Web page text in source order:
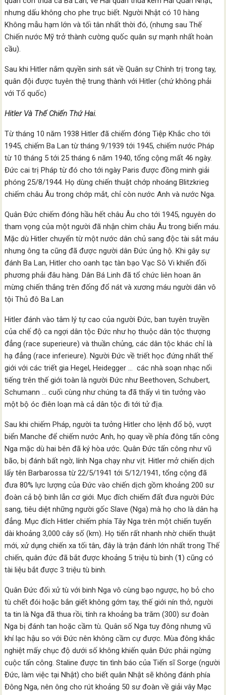
nhưng dấu không cho phe trục biết. Người Nhật có 10 hàng
Không mẫu hạm lớn và tối tân nhất thời đó, (nhưng sau Thế
Chiến nước Mỹ trở thành cường quốc quân sự mạnh nhất hoàn
cầu).
Sau khi Hitler nắm quyền sinh sát về Quân sự Chính trị trong tay,
quân đội được tuyên thệ trung thành với Hitler (chứ không phải
với Tổ quốc)
Hitler Và Thế Chiến Thứ Hai.
Từ tháng 10 năm 1938 Hitler đã chiếm đóng Tiệp Khắc cho tới
1945, chiếm Ba Lan từ tháng 9/1939 tới 1945, chiếm nước Pháp
từ 10 tháng 5 tới 25 tháng 6 năm 1940, tổng cộng mất 46 ngày.
Đức cai trị Pháp từ đó cho tới ngày Paris được đồng minh giải
phóng 25/8/1944. Họ dùng chiến thuật chớp nhoáng Blitzkrieg
chiếm châu Âu trong chớp mắt, chỉ còn nước Anh và nước Nga.
Quân Đức chiếm đóng hầu hết châu Âu cho tới 1945, nguyên do
tham vọng của một người đã nhận chìm châu Âu trong biển máu.
Mặc dù Hitler chuyển từ một nước dân chủ sang độc tài sắt máu
nhưng ông ta cũng đã được người dân Đức ủng hộ. Khi gây sự
đánh Ba Lan, Hitler cho oanh tạc tàn bạo Vạc Sô Vi khiến đối
phương phải đâu hàng. Dân Bá Linh đã tổ chức liên hoan ăn
mừng chiến thắng trên đống đổ nát và xương máu người dân vô
tội Thủ đô Ba Lan
Hitler đánh vào tâm lý tự cao của người Đức, ban tuyên truyền
của chế độ ca ngợi dân tộc Đức như họ thuộc dân tộc thượng
đẳng (race superieure) và thuần chủng, các dân tộc khác chỉ là
hạ đẳng (race inferieure). Người Đức về triết học đứng nhất thế
giới với các triết gia Hegel, Heidegger … các nhà soạn nhạc nổi
tiếng trên thế giới toàn là người Đức như Beethoven, Schubert,
Schumann … cuối cùng như chúng ta đã thấy vì tin tưởng vào
một bộ óc điên loạn mà cả dân tộc đi tới tử địa.
Sau khi chiếm Pháp, người ta tưởng Hitler cho lệnh đổ bộ, vượt
biển Manche để chiếm nước Anh, họ quay về phía đông tấn công
Nga mặc dù hai bên đã ký hòa ước. Quân Đức tấn công như vũ
bão, bị đánh bất ngờ, lính Nga chạy như vịt. Hitler mở chiến dịch
lấy tên Barbarossa từ 22/5/1941 tới 5/12/1941, tổng cộng đã
đưa 80% lực lượng của Đức vào chiến dịch gồm khoảng 200 sư
đoàn cả bộ binh lẫn cơ giới. Mục đích chiếm đất đưa người Đức
sang, tiêu diệt những người gốc Slave (Nga) mà họ cho là dân hạ
đẳng. Mục đích Hitler chiếm phía Tây Nga trên một chiến tuyến
dài khoảng 3,000 cây số (km). Họ tiến rất nhanh nhờ chiến thuật
mới, xử dụng chiến xa tối tân, đây là trận đánh lớn nhất trong Thế
chiến, quân đức đã bắt được khoảng 5 triệu tù binh (1) cũng có
tài liệu bắt được 3 triệu tù binh.
Quân Đức đối xử tù với binh Nga vô cùng bạo ngược, họ bỏ cho
tù chết đói hoặc bắn giết không gớm tay, thế giới nín thở, người
ta tin là Nga đã thua rồi, tính ra khoảng ba trăm (300) sư đoàn
Nga bị đánh tan hoặc cầm tù. Quân số Nga tuy đông nhưng vũ
khí lạc hậu so với Đức nên không cầm cự được. Mùa đông khắc
nghiệt mấy chục độ dưới số không khiến quân Đức phải ngừng
cuộc tấn công. Staline được tin tình báo của Tiến sĩ Sorge (người
Đức, làm việc tại Nhật) cho biết quân Nhật sẽ không đánh phía
Đông Nga, nên ông cho rút khoảng 50 sư đoàn về giải vây Mạc